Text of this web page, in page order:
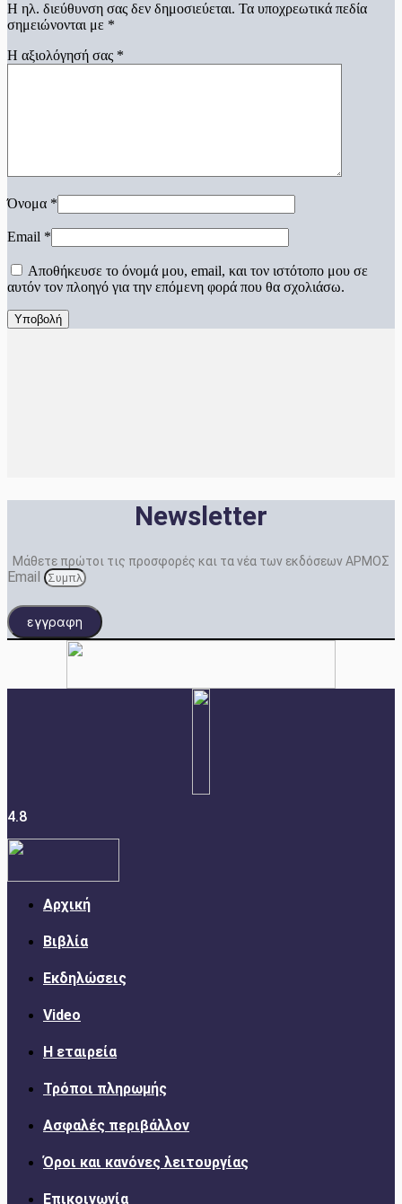
Η ηλ. διεύθυνση σας δεν δημοσιεύεται. Τα υποχρεωτικά πεδία
σημειώνονται με *
Η αξιολόγησή σας *
Όνομα *
Email *
Αποθήκευσε το όνομά μου, email, και τον ιστότοπο μου σε
αυτόν τον πλοηγό για την επόμενη φορά που θα σχολιάσω.
Newsletter
Μάθετε πρώτοι τις προσφορές και τα νέα των εκδόσεων ΑΡΜΟΣ
Email
εγγραφη
4.8
Αρχική
Βιβλία
Εκδηλώσεις
Video
Η εταιρεία
Τρόποι πληρωμής
Ασφαλές περιβάλλον
Όροι και κανόνες λειτουργίας
Επικοινωνία